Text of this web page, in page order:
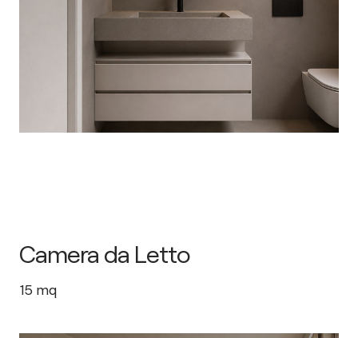
Camera da Letto
15 mq